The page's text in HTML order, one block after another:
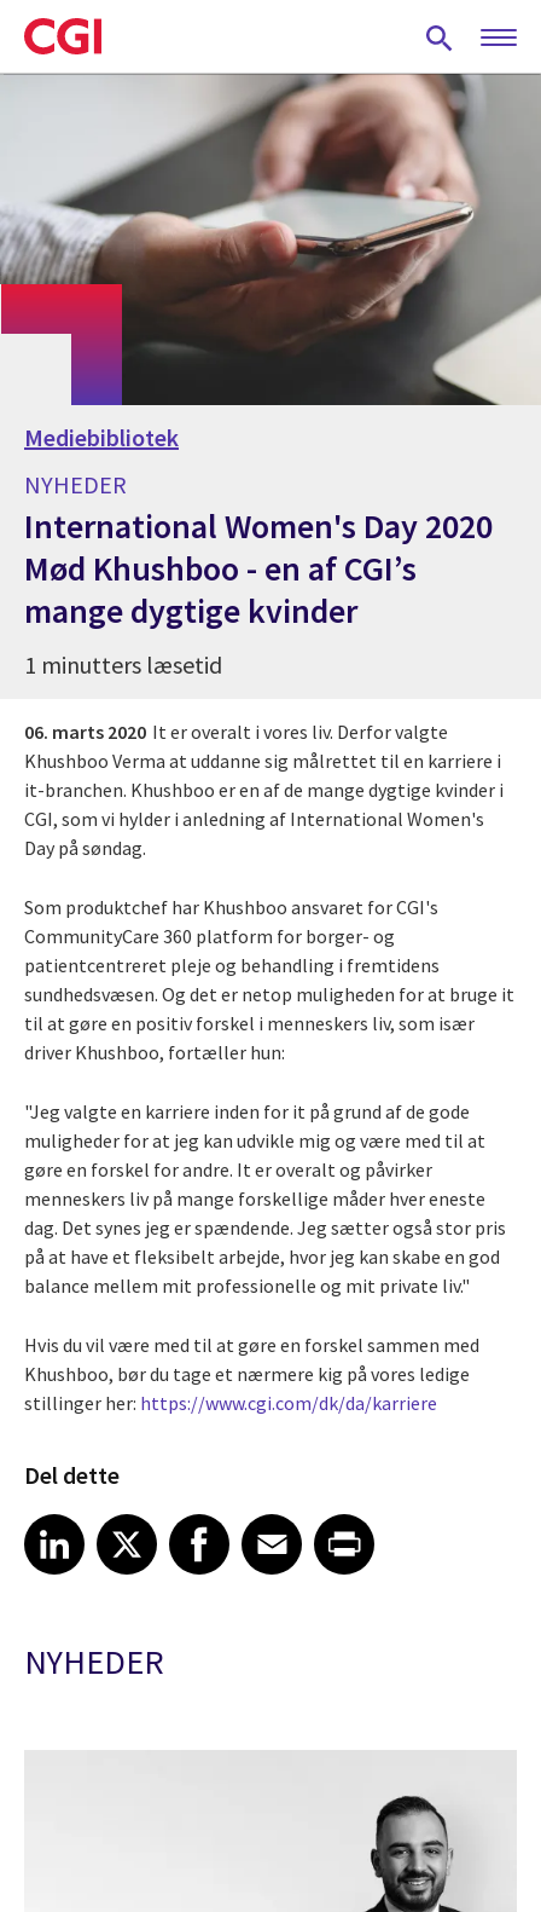
Skip
to
main
Mediebibliotek
NYHEDER
International Women's Day 2020
Mød Khushboo - en af CGI’s
mange dygtige kvinder
1 minutters læsetid
06. marts 2020 It er overalt i vores liv. Derfor valgte
Khushboo Verma at uddanne sig målrettet til en karriere i
it-branchen. Khushboo er en af de mange dygtige kvinder i
CGI, som vi hylder i anledning af International Women's
Day på søndag.
Som produktchef har Khushboo ansvaret for CGI's
CommunityCare 360 platform for borger- og
patientcentreret pleje og behandling i fremtidens
sundhedsvæsen. Og det er netop muligheden for at bruge it
til at gøre en positiv forskel i menneskers liv, som især
driver Khushboo, fortæller hun:
"Jeg valgte en karriere inden for it på grund af de gode
muligheder for at jeg kan udvikle mig og være med til at
gøre en forskel for andre. It er overalt og påvirker
menneskers liv på mange forskellige måder hver eneste
dag. Det synes jeg er spændende. Jeg sætter også stor pris
på at have et fleksibelt arbejde, hvor jeg kan skabe en god
balance mellem mit professionelle og mit private liv."
Hvis du vil være med til at gøre en forskel sammen med
Khushboo, bør du tage et nærmere kig på vores ledige
stillinger her: https://www.cgi.com/dk/da/karriere
Del dette
Share article on LinkedIn
LinkedIn
Share article on XShare article on Facebook
Facebook
Share article on Email
EmailShare article on Print
NYHEDER